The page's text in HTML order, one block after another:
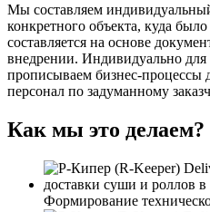
Мы составляем
конкретного объекта, куда
составляется на основе
внедрении. Индивидуально для
прописываем бизнес-процессы
персонал по задуманному
Как мы это делаем?
Формирование